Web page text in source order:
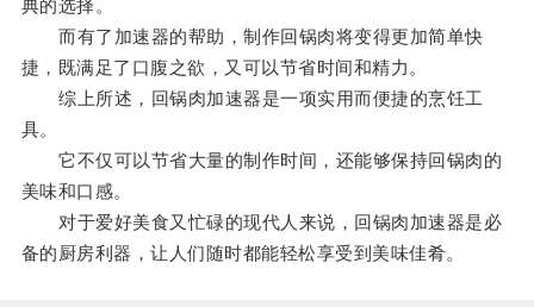
典的选择。
而有了加速器的帮助，制作回锅肉将变得更加简单快
捷，既满足了口腹之欲，又可以节省时间和精力。
综上所述，回锅肉加速器是一项实用而便捷的烹饪工
具。
它不仅可以节省大量的制作时间，还能够保持回锅肉的
美味和口感。
对于爱好美食又忙碌的现代人来说，回锅肉加速器是必
备的厨房利器，让人们随时都能轻松享受到美味佳肴。